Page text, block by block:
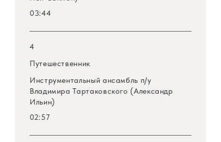
03:44
4
Путешественник
Инструментальный ансамбль п/у
Владимира Тартаковского (Александр
Ильин)
02:57